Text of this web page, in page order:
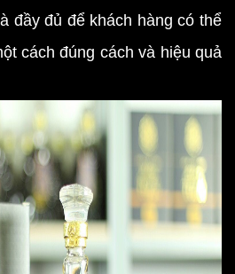
đầy đủ để khách hàng có thể
cách đúng cách và hiệu quả